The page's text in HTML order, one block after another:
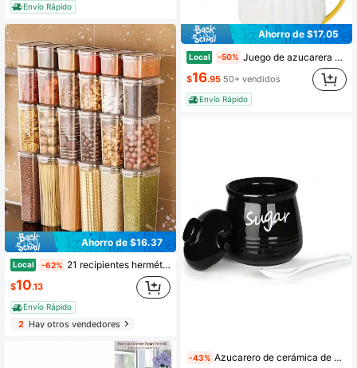
Envío Rápido
Ahorro de $16.37
Local -62% 21 recipientes herméticos para almacenar alimentos con etiquetas para harina, azúcar, sal, pimienta, cereales, té, frutos secos y granos de café. Frascos para condimentos y tanques de aceite. Mantén los alimentos frescos y organizados. Almacén local. Accesorios y aparatos de cocina.
$10.13
Envío Rápido
2Hay otros vendedores
Ahorro de $17.05
Local -50% Juego de azucarera y lechera de cerámica, jarra de crema, recipiente para azúcar con tapa y cuchara, recipiente para azúcar y crema para barra de café, juegos de café para servir
$16.95 50+ vendidos
Envío Rápido
-43% Azucarero de cerámica de 12 oz con tapa y cuchara (Negro) | 12 oz, Cerámica, Tapa & Cuchara, Dispensador de azúcar, Encimera